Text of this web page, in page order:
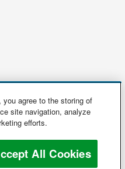
you agree to the storing of
site navigation, analyze
efforts.
All Cookies